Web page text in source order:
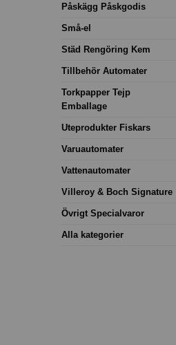
Påskägg Påskgodis
Små-el
Städ Rengöring Kem
Tillbehör Automater
Torkpapper Tejp
Emballage
Uteprodukter Fiskars
Varuautomater
Vattenautomater
Villeroy & Boch Signature
Övrigt Specialvaror
Alla kategorier